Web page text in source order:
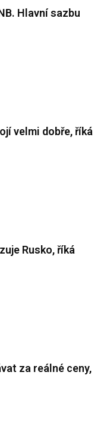
Hlavní sazbu
velmi dobře, říká
Rusko, říká
za reálné ceny,